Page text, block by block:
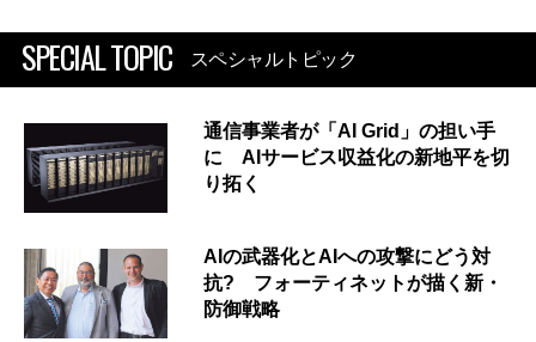
SPECIAL TOPIC スペシャルトピック
通信事業者が「AI Grid」の担い手
に AIサービス収益化の新地平を切
り拓く
AIの武器化とAIへの攻撃にどう対
抗? フォーティネットが描く新・
防御戦略